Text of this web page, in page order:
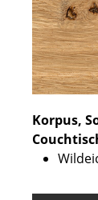
Korpus,